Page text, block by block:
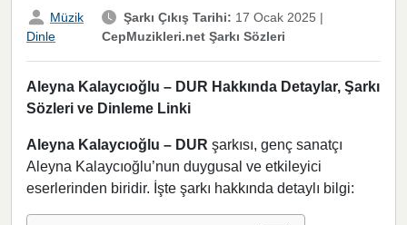
Müzik
Dinle
Şarkı Çıkış Tarihi: 17 Ocak 2025 |
CepMuzikleri.net Şarkı Sözleri
Aleyna Kalaycıoğlu – DUR Hakkında Detaylar, Şarkı
Sözleri ve Dinleme Linki
Aleyna Kalaycıoğlu – DUR şarkısı, genç sanatçı
Aleyna Kalaycıoğlu’nun duygusal ve etkileyici
eserlerinden biridir. İşte şarkı hakkında detaylı bilgi: